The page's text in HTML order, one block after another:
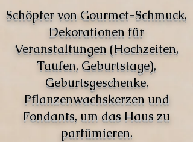
Schöpfer von Gourmet-Schmuck,
Dekorationen für
Veranstaltungen (Hochzeiten,
Taufen, Geburtstage),
Geburtsgeschenke.
Pflanzenwachskerzen und
Fondants, um das Haus zu
parfümieren.